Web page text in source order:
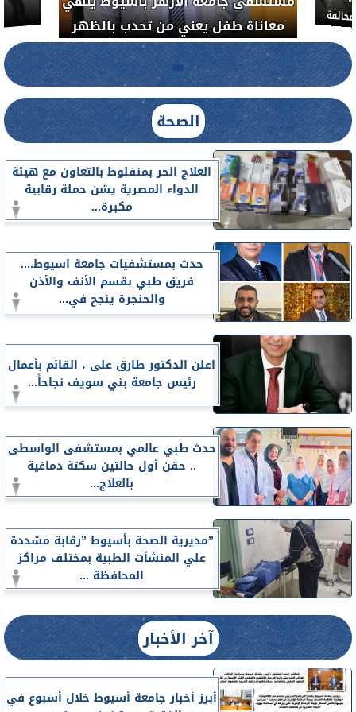
لضبط المنشآت الطبية المخالفة.....
الصحة
العلاج الحر بمنفلوط بالتعاون مع هيئة
الدواء المصرية يشن حملة رقابية
مكبرة...
حدث بمستشفيات جامعة اسيوط....
فريق طبي بقسم الأنف والأذن
والحنجرة ينجح في...
اعلن الدكتور طارق على ، القائم بأعمال
رئيس جامعة بني سويف نجاحاً...
حدث طبي عالمي بمستشفى الواسطى
.. حقن أول حالتين سكتة دماغية
بالعلاج...
”مديرية الصحة بأسيوط ”رقابة مشددة
علي المنشأت الطبية بمختلف مراكز
المحافظة ...
آخر الأخبار
أبرز أخبار جامعة أسيوط خلال أسبوع في